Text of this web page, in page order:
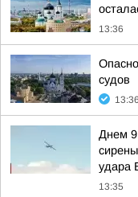
13:36
судов
13:36
Днем 9
удара
13:35